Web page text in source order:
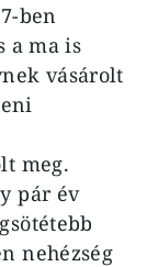
ben
a ma is
vásárolt
meg.
pár év
nehézség